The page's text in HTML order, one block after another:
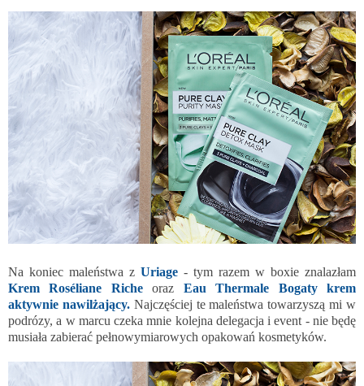
Na koniec maleństwa z Uriage - tym razem w boxie znalazłam
Krem Roséliane Richeoraz Eau Thermale Bogaty krem
aktywnie nawilżający.Najczęściej te maleństwa towarzyszą mi w
podrózy, a w marcu czeka mnie kolejna delegacja i event - nie będę
musiała zabierać pełnowymiarowych opakowań kosmetyków.